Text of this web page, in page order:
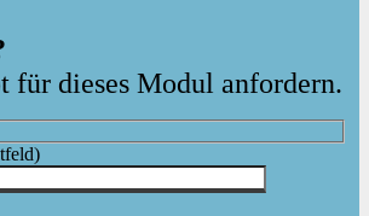
für dieses Modul anfordern.